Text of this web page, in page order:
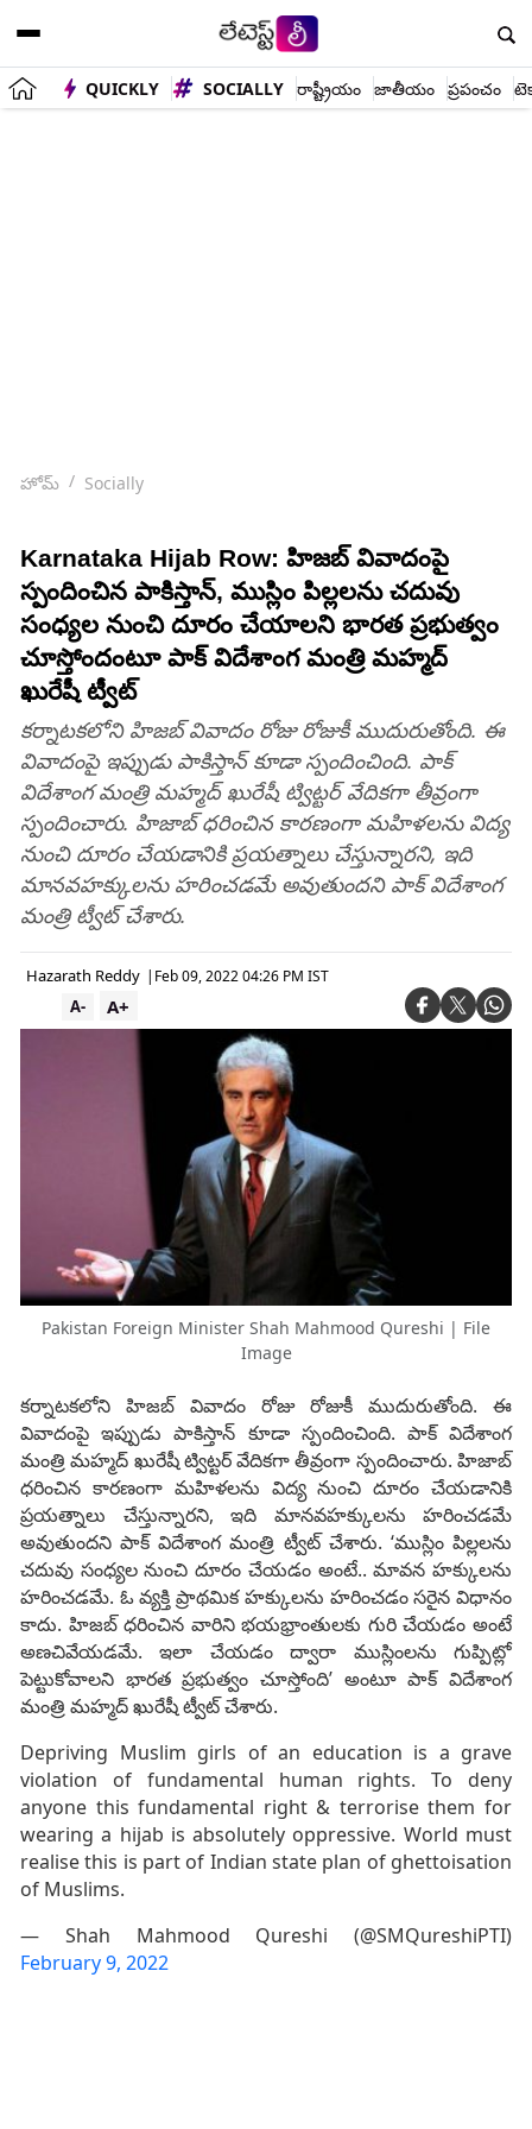
QUICKLY SOCIALLY రాష్ట్రీయం జాతీయం ప్రపంచం
హోమ్ Socially
Karnataka Hijab Row: హిజ‌బ్ వివాదంపై
స్పందించిన పాకిస్తాన్, ముస్లిం పిల్ల‌ల‌ను చ‌దువు
సంధ్య‌ల నుంచి దూరం చేయాలని భార‌త ప్ర‌భుత్వం
చూస్తోందంటూ పాక్ విదేశాంగ మంత్రి మ‌హ్మ‌ద్
ఖురేషీ ట్వీట్
క‌ర్నాట‌క‌లోని హిజ‌బ్ వివాదం రోజు రోజుకీ ముదురుతోంది. ఈ
వివాదంపై ఇప్పుడు పాకిస్తాన్ కూడా స్పందించింది. పాక్
విదేశాంగ మంత్రి మ‌హ్మ‌ద్ ఖురేషీ ట్విట్ట‌ర్ వేదిక‌గా తీవ్రంగా
స్పందించారు. హిజాబ్ ధ‌రించిన కార‌ణంగా మ‌హిళ‌ల‌ను విద్య
నుంచి దూరం చేయ‌డానికి ప్ర‌య‌త్నాలు చేస్తున్నార‌ని, ఇది
మాన‌వ‌హ‌క్కుల‌ను హ‌రించ‌డ‌మే అవుతుంద‌ని పాక్ విదేశాంగ
మంత్రి ట్వీట్ చేశారు.
Hazarath Reddy | Feb 09, 2022 04:26 PM IST
A+
A-
Pakistan Foreign Minister Shah Mahmood Qureshi | File
Image
క‌ర్నాట‌క‌లోని హిజ‌బ్ వివాదం రోజు రోజుకీ ముదురుతోంది. ఈ
వివాదంపై ఇప్పుడు పాకిస్తాన్ కూడా స్పందించింది. పాక్ విదేశాంగ
మంత్రి మ‌హ్మ‌ద్ ఖురేషీ ట్విట్ట‌ర్ వేదిక‌గా తీవ్రంగా స్పందించారు. హిజాబ్
ధ‌రించిన కార‌ణంగా మ‌హిళ‌ల‌ను విద్య నుంచి దూరం చేయ‌డానికి
ప్ర‌య‌త్నాలు చేస్తున్నార‌ని, ఇది మాన‌వ‌హ‌క్కుల‌ను హ‌రించ‌డ‌మే
అవుతుంద‌ని పాక్ విదేశాంగ మంత్రి ట్వీట్ చేశారు. ‘ముస్లిం పిల్ల‌ల‌ను
చ‌దువు సంధ్య‌ల నుంచి దూరం చేయ‌డం అంటే.. మావ‌న హ‌క్కుల‌ను
హ‌రించ‌డ‌మే. ఓ వ్య‌క్తి ప్రాథ‌మిక హక్కుల‌ను హ‌రించ‌డం స‌రైన విధానం
కాదు. హిజ‌బ్ ధ‌రించిన వారిని భ‌య‌భ్రాంతుల‌కు గురి చేయ‌డం అంటే
అణ‌చివేయ‌డ‌మే. ఇలా చేయ‌డం ద్వారా ముస్లింల‌ను గుప్పిట్లో
పెట్టుకోవాల‌ని భార‌త ప్ర‌భుత్వం చూస్తోంది’ అంటూ పాక్ విదేశాంగ
మంత్రి మ‌హ్మ‌ద్ ఖురేషీ ట్వీట్ చేశారు.
Depriving Muslim girls of an education is a grave
violation of fundamental human rights. To deny
anyone this fundamental right & terrorise them for
wearing a hijab is absolutely oppressive. World must
realise this is part of Indian state plan of ghettoisation
of Muslims.
— Shah Mahmood Qureshi (@SMQureshiPTI)
February 9, 2022